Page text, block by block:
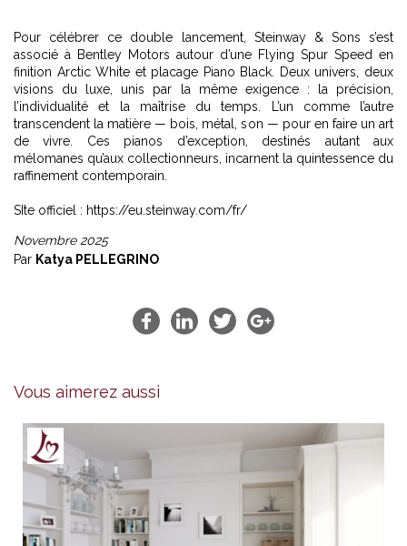
Pour célébrer ce double lancement, Steinway & Sons s’est
associé à
Bentley Motors autour d’une Flying Spur Speed en
finition Arctic White et placage Piano Black. Deux univers, deux
visions du luxe, unis par la même exigence : la précision,
l’individualité et la maîtrise du temps. L’un comme l’autre
transcendent la matière — bois, métal, son — pour en faire un art
de vivre. Ces pianos d’exception, destinés autant aux
mélomanes qu’aux collectionneurs, incarnent la quintessence du
raffinement contemporain.
SIte officiel : https://eu.steinway.com/fr/
Novembre 2025
Par Katya PELLEGRINO
Vous aimerez aussi